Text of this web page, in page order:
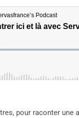
pour raconter une